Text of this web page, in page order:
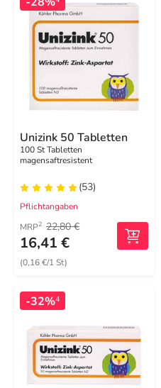
Unizink 50 Tabletten
100 St Tabletten
magensaftresistent
(53)
Pflichtangaben
MRP2 22,80 €
16,41 €
(0,16 €/1 St)
-32%4